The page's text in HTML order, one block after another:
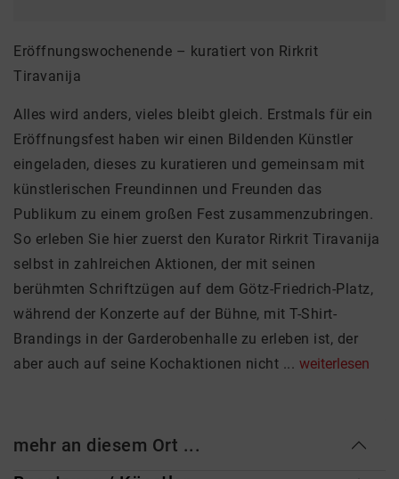
Eröffnungswochenende – kuratiert von Rirkrit
Tiravanija
Alles wird anders, vieles bleibt gleich. Erstmals für ein
Eröffnungsfest haben wir einen Bildenden Künstler
eingeladen, dieses zu kuratieren und gemeinsam mit
künstlerischen Freundinnen und Freunden das
Publikum zu einem großen Fest zusammenzubringen.
So erleben Sie hier zuerst den Kurator Rirkrit Tiravanija
selbst in zahlreichen Aktionen, der mit seinen
berühmten Schriftzügen auf dem Götz-Friedrich-Platz,
während der Konzerte auf der Bühne, mit T-Shirt-
Brandings in der Garderobenhalle zu erleben ist, der
aber auch auf seine Kochaktionen nicht ... weiterlesen
mehr an diesem Ort ...